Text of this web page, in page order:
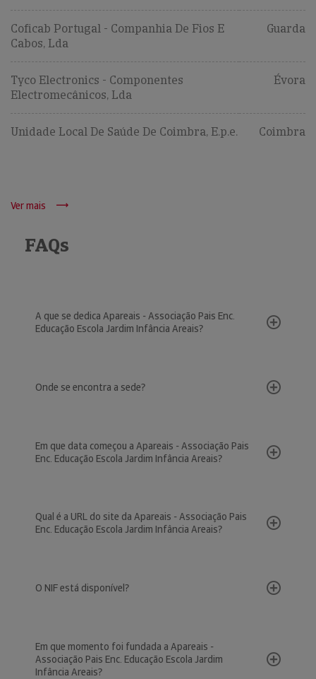
Coficab Portugal - Companhia De Fios E
Cabos, Lda
Guarda
Tyco Electronics - Componentes
Electromecânicos, Lda
Évora
Unidade Local De Saúde De Coimbra, E.p.e. Coimbra
Ver mais
FAQs
A que se dedica Apareais - Associação Pais Enc.
Educação Escola Jardim Infância Areais?
Onde se encontra a sede?
Em que data começou a Apareais - Associação Pais
Enc. Educação Escola Jardim Infância Areais?
Qual é a URL do site da Apareais - Associação Pais
Enc. Educação Escola Jardim Infância Areais?
O NIF está disponível?
Em que momento foi fundada a Apareais -
Associação Pais Enc. Educação Escola Jardim
Infância Areais?